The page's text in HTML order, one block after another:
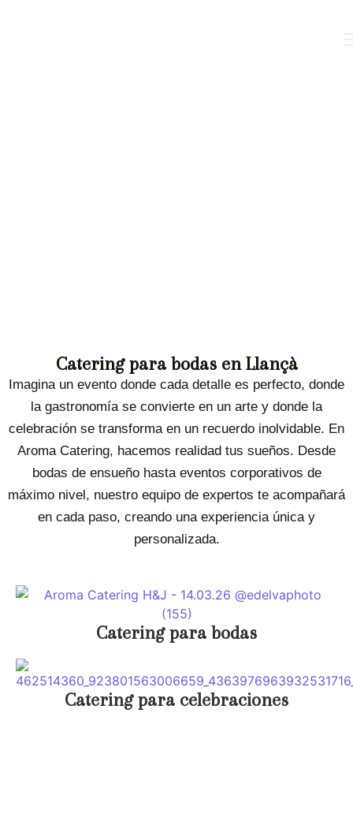
Catering para bodas en Llançà
Imagina un evento donde cada detalle es perfecto, donde
la gastronomía se convierte en un arte y donde la
celebración se transforma en un recuerdo inolvidable. En
Aroma Catering, hacemos realidad tus sueños. Desde
bodas de ensueño hasta eventos corporativos de
máximo nivel, nuestro equipo de expertos te acompañará
en cada paso, creando una experiencia única y
personalizada.
Catering para bodas
Catering para celebraciones